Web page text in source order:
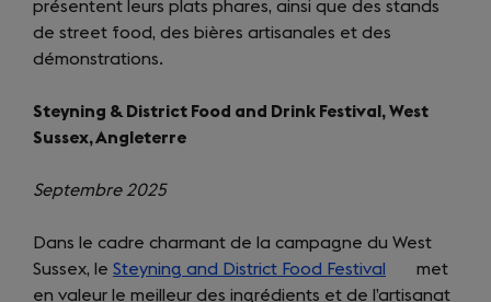
présentent leurs plats phares, ainsi que des stands
de street food, des bières artisanales et des
démonstrations.
Steyning & District Food and Drink Festival, West
Sussex, Angleterre
Septembre 2025
Dans le cadre charmant de la campagne du West
Sussex, le Steyning and District Food Festival
(opens
in
met
en valeur le meilleur des ingrédients et de l’artisanat